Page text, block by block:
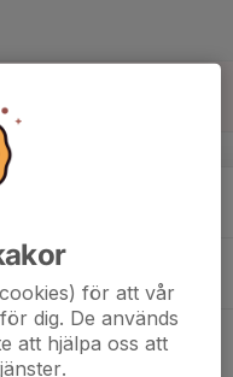
för att vår
dig. De används
att hjälpa oss att